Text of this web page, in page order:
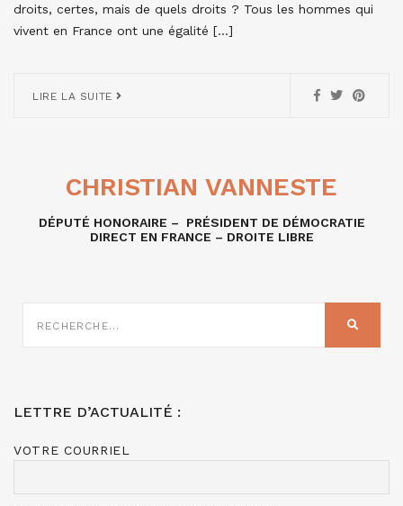
droits, certes, mais de quels droits ? Tous les hommes qui
vivent en France ont une égalité […]
LIRE LA SUITE
CHRISTIAN VANNESTE
DÉPUTÉ HONORAIRE – PRÉSIDENT DE DÉMOCRATIE
DIRECT EN FRANCE – DROITE LIBRE
SUR
LETTRE D’ACTUALITÉ :
VOTRE COURRIEL